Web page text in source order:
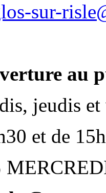
sur-
au
jeudis et
et de